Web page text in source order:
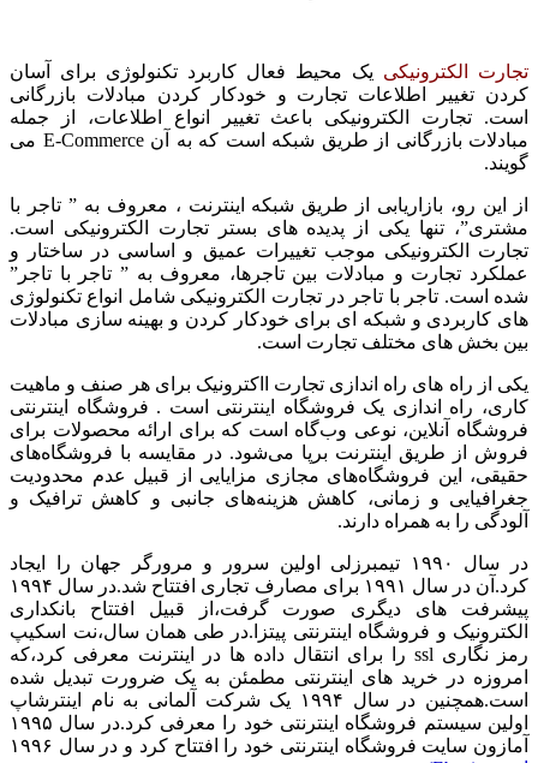
تجارت الکترونیکی یک محیط فعال کاربرد تکنولوژی برای آسان
کردن تغییر اطلاعات تجارت و خودکار کردن مبادلات بازرگانی
است. تجارت الکترونیکی باعث تغییر انواع اطلاعات، از جمله
مبادلات بازرگانی از طریق شبکه است که به آن E-Commerce می
گویند.
از این رو، بازاریابی از طریق شبکه اینترنت ، معروف به ” تاجر با
مشتری”، تنها یکی از پدیده های بستر تجارت الکترونیکی است.
تجارت الکترونیکی موجب تغییرات عمیق و اساسی در ساختار و
عملکرد تجارت و مبادلات بین تاجرها، معروف به ” تاجر با تاجر”
شده است. تاجر با تاجر در تجارت الکترونیکی شامل انواع تکنولوژی
های کاربردی و شبکه ای برای خودکار کردن و بهینه سازی مبادلات
بین بخش های مختلف تجارت است.
یکی از راه های راه اندازی تجارت ااکترونیک برای هر صنف و ماهیت
کاری، راه اندازی یک فروشگاه اینترنتی است . فروشگاه اینترنتی
فروشگاه آنلاین، نوعی وب‌گاه است که برای ارائه محصولات برای
فروش از طریق اینترنت برپا می‌شود. در مقایسه با فروشگاه‌های
حقیقی، این فروشگاه‌های مجازی مزایایی از قبیل عدم محدودیت
جغرافیایی و زمانی، کاهش هزینه‌های جانبی و کاهش ترافیک و
آلودگی را به همراه دارند.
در سال ۱۹۹۰ تیمبرزلی اولین سرور و مرورگر جهان را ایجاد
کرد.آن در سال ۱۹۹۱ برای مصارف تجاری افتتاح شد.در سال ۱۹۹۴
پیشرفت های دیگری صورت گرفت،از قبیل افتتاح بانکداری
الکترونیک و فروشگاه اینترنتی پیتزا.در طی همان سال،نت اسکیپ
رمز نگاری ssl را برای انتقال داده ها در اینترنت معرفی کرد،که
امروزه در خرید های اینترنتی مطمئن به یک ضرورت تبدیل شده
است.همچنین در سال ۱۹۹۴ یک شرکت آلمانی به نام اینترشاپ
اولین سیستم فروشگاه اینترنتی خود را معرفی کرد.در سال ۱۹۹۵
آمازون سایت فروشگاه اینترنتی خود را افتتاح کرد و در سال ۱۹۹۶